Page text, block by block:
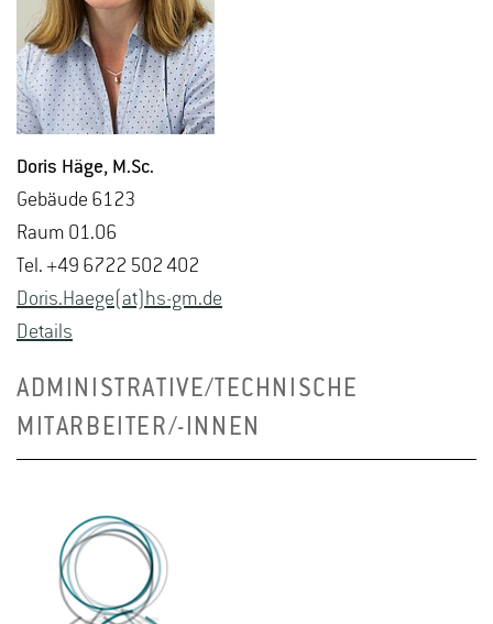
Doris Häge, M.​Sc.
Ge­bäu­de 6123
Raum 01.06
Tel. +49 6722 502 402
Doris.​Haege(at)hs-​gm.​de
De­tails
ADMINISTRATIVE/TECHNISCHE
MITARBEITER/-INNEN